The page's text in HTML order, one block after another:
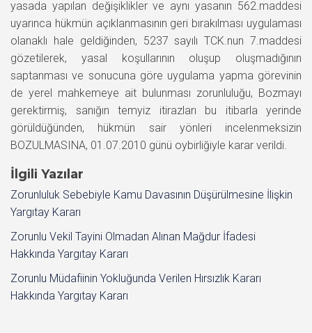
yasada yapılan değişiklikler ve aynı yasanın 562.maddesi
uyarınca hükmün açıklanmasının geri bırakılması uygulaması
olanaklı hale geldiğinden, 5237 sayılı TCK.nun 7.maddesi
gözetilerek, yasal koşullarının oluşup oluşmadığının
saptanması ve sonucuna göre uygulama yapma görevinin
de yerel mahkemeye ait bulunması zorunluluğu, Bozmayı
gerektirmiş, sanığın temyiz itirazları bu itibarla yerinde
görüldüğünden, hükmün sair yönleri incelenmeksizin
BOZULMASINA, 01.07.2010 günü oybirliğiyle karar verildi.
İlgili Yazılar
Zorunluluk Sebebiyle Kamu Davasının Düşürülmesine İlişkin
Yargıtay Kararı
Zorunlu Vekil Tayini Olmadan Alınan Mağdur İfadesi
Hakkında Yargıtay Kararı
Zorunlu Müdafiinin Yokluğunda Verilen Hırsızlık Kararı
Hakkında Yargıtay Kararı